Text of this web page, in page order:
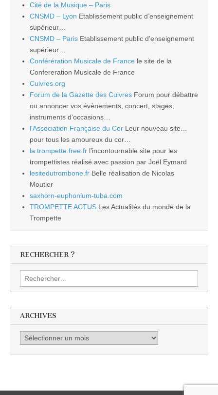
Cité de la Musique – Paris
CNSMD – Lyon Etablissement public d’enseignement
supérieur…
CNSMD – Paris Etablissement public d’enseignement
supérieur…
Conférération Musicale de France le site de la
Confereration Musicale de France
Cuivres.org
Forum de la Gazette des Cuivres Forum pour débattre
ou annoncer vos évènements, concert, stages,
instruments d’occasions…
l'Association Française du Cor Leur nouveau site…
pour tous les amoureux du cor…
la.trompette.free.fr l’incontournable site pour les
trompettistes réalisé avec passion par Joël Eymard
lesitedutrombone.fr Belle réalisation de Nicolas
Moutier
saxhorn-euphonium-tuba.com
TROMPETTE ACTUS Les Actualités du monde de la
Trompette
RECHERCHER ?
Rechercher :
ARCHIVES
Archives